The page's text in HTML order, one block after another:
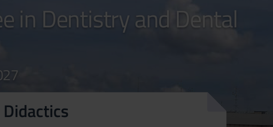
in Dentistry and Dental
Didactics